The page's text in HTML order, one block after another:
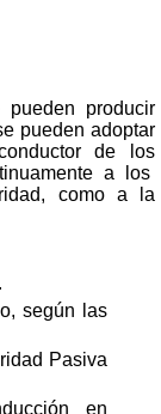
producir
pueden adoptar
de los
a los
como a la
según las
Pasiva
en